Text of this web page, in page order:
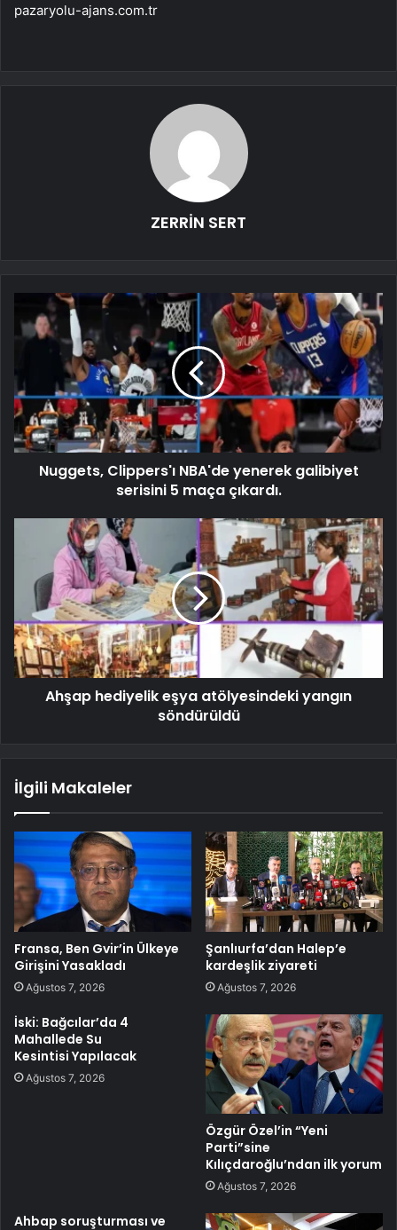
pazaryolu-ajans.com.tr
ZERRİN SERT
Nuggets, Clippers'ı NBA'de yenerek galibiyet
serisini 5 maça çıkardı.
Ahşap hediyelik eşya atölyesindeki yangın
söndürüldü
İlgili Makaleler
Fransa, Ben Gvir’in Ülkeye
Girişini Yasakladı
Ağustos 7, 2026
Şanlıurfa’dan Halep’e
kardeşlik ziyareti
Ağustos 7, 2026
İski: Bağcılar’da 4
Mahallede Su
Kesintisi Yapılacak
Ağustos 7, 2026
Özgür Özel’in “Yeni
Parti”sine
Kılıçdaroğlu’ndan ilk yorum
Ağustos 7, 2026
Ahbap soruşturması ve